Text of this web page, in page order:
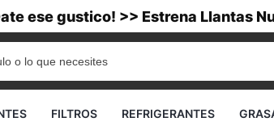
ese gustico! >> Estrena Llantas
FILTROS REFRIGERANTES